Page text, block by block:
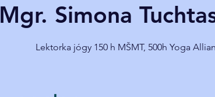
Mgr. Simona
Lektorka jógy 150 h MŠMT, 500h Yoga